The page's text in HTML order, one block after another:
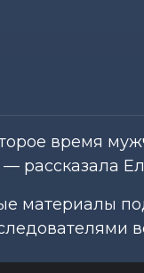
время
рассказала
материалы